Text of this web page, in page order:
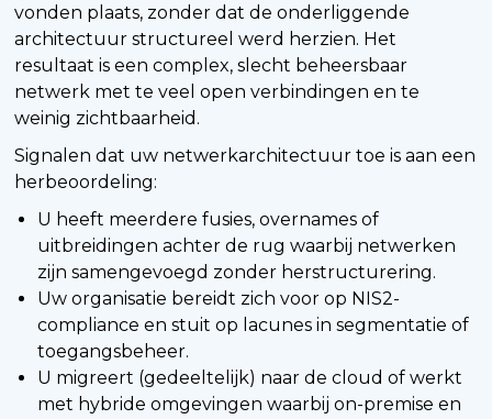
vonden plaats, zonder dat de onderliggende
architectuur structureel werd herzien. Het
resultaat is een complex, slecht beheersbaar
netwerk met te veel open verbindingen en te
weinig zichtbaarheid.
Signalen dat uw netwerkarchitectuur toe is aan een
herbeoordeling:
U heeft meerdere fusies, overnames of
uitbreidingen achter de rug waarbij netwerken
zijn samengevoegd zonder herstructurering.
Uw organisatie bereidt zich voor op NIS2-
compliance en stuit op lacunes in segmentatie of
toegangsbeheer.
U migreert (gedeeltelijk) naar de cloud of werkt
met hybride omgevingen waarbij on-premise en